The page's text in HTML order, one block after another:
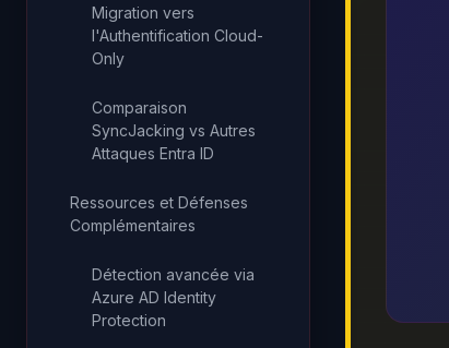
Migration vers
l'Authentification Cloud-
Only
Comparaison
SyncJacking vs Autres
Attaques Entra ID
Ressources et Défenses
Complémentaires
Détection avancée via
Azure AD Identity
Protection